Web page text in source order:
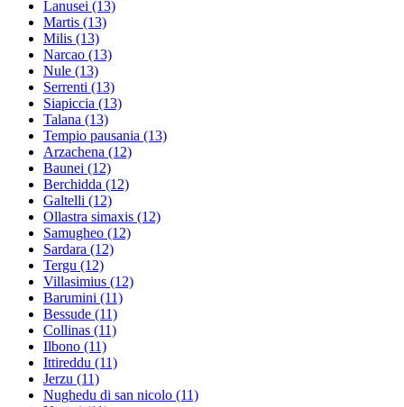
Lanusei (13)
Martis (13)
Milis (13)
Narcao (13)
Nule (13)
Serrenti (13)
Siapiccia (13)
Talana (13)
Tempio pausania (13)
Arzachena (12)
Baunei (12)
Berchidda (12)
Galtelli (12)
Ollastra simaxis (12)
Samugheo (12)
Sardara (12)
Tergu (12)
Villasimius (12)
Barumini (11)
Bessude (11)
Collinas (11)
Ilbono (11)
Ittireddu (11)
Jerzu (11)
Nughedu di san nicolo (11)